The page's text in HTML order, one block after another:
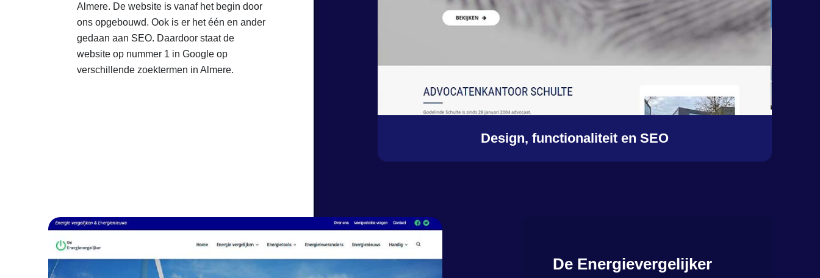
Almere. De website is vanaf het begin door
ons opgebouwd. Ook is er het één en ander
gedaan aan SEO. Daardoor staat de
website op nummer 1 in Google op
verschillende zoektermen in Almere.
Design, functionaliteit en SEO
De Energievergelijker